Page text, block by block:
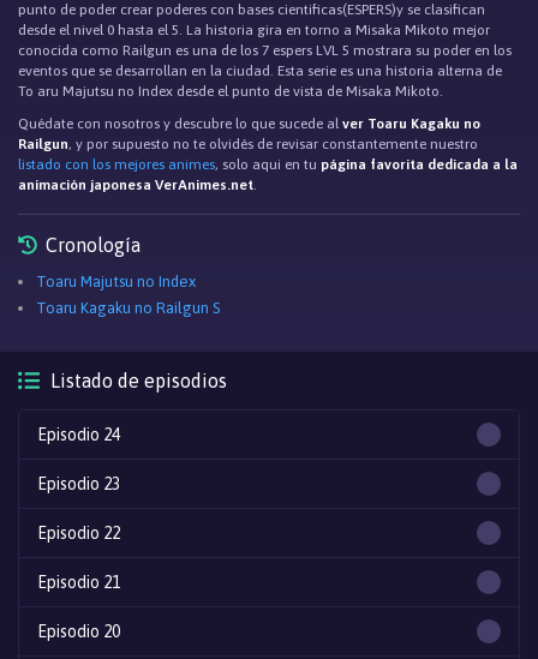
punto de poder crear poderes con bases cientificas(ESPERS)y se clasifican
desde el nivel 0 hasta el 5. La historia gira en torno a Misaka Mikoto mejor
conocida como Railgun es una de los 7 espers LVL 5 mostrara su poder en los
eventos que se desarrollan en la ciudad. Esta serie es una historia alterna de
To aru Majutsu no Index desde el punto de vista de Misaka Mikoto.
Quédate con nosotros y descubre lo que sucede alver Toaru Kagaku no
Railgun, y por supuesto no te olvidés de revisar constantemente nuestro
listado con los mejores animes, solo aqui en tu página favorita dedicada a la
animación japonesa VerAnimes.net.
Cronología
Toaru Majutsu no Index
Toaru Kagaku no Railgun S
Listado de episodios
Episodio 24
Episodio 23
Episodio 22
Episodio 21
Episodio 20